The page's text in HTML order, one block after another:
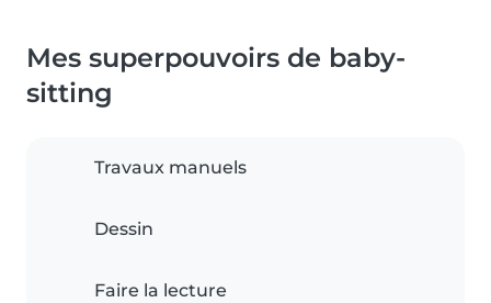
Mes superpouvoirs de baby-
sitting
Travaux manuels
Dessin
Faire la lecture